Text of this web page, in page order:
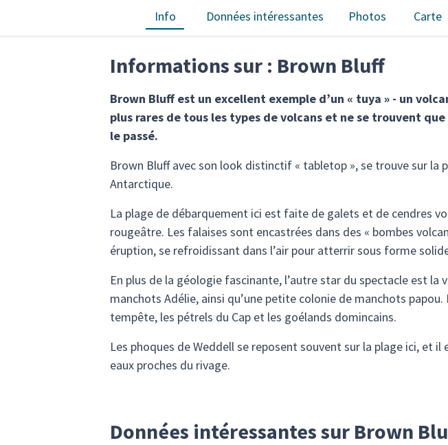
Info Données intéressantes Photos Carte
Informations sur : Brown Bluff
Brown Bluff est un excellent exemple d’un « tuya » - un
plus rares de tous les types de volcans et ne se trouvent
le passé.
Brown Bluff avec son look distinctif « tabletop », se trouve sur la
Antarctique.
La plage de débarquement ici est faite de galets et de cendres
rougeâtre. Les falaises sont encastrées dans des « bombes
éruption, se refroidissant dans l’air pour atterrir sous forme
En plus de la géologie fascinante, l’autre star du spectacle est
manchots Adélie, ainsi qu’une petite colonie de manchots
tempête, les pétrels du Cap et les goélands domincains.
Les phoques de Weddell se reposent souvent sur la plage ici, et
eaux proches du rivage.
Données intéressantes sur Brown